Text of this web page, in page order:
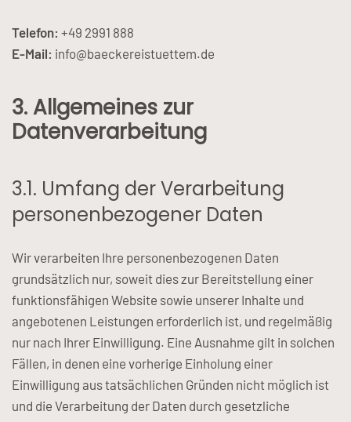
Telefon: +49 2991 888
E-Mail: info@baeckereistuettem.de
3. Allgemeines zur
Datenverarbeitung
3.1. Umfang der Verarbeitung
personenbezogener Daten
Wir verarbeiten Ihre personenbezogenen Daten
grundsätzlich nur, soweit dies zur Bereitstellung einer
funktionsfähigen Website sowie unserer Inhalte und
angebotenen Leistungen erforderlich ist, und regelmäßig
nur nach Ihrer Einwilligung. Eine Ausnahme gilt in solchen
Fällen, in denen eine vorherige Einholung einer
Einwilligung aus tatsächlichen Gründen nicht möglich ist
und die Verarbeitung der Daten durch gesetzliche